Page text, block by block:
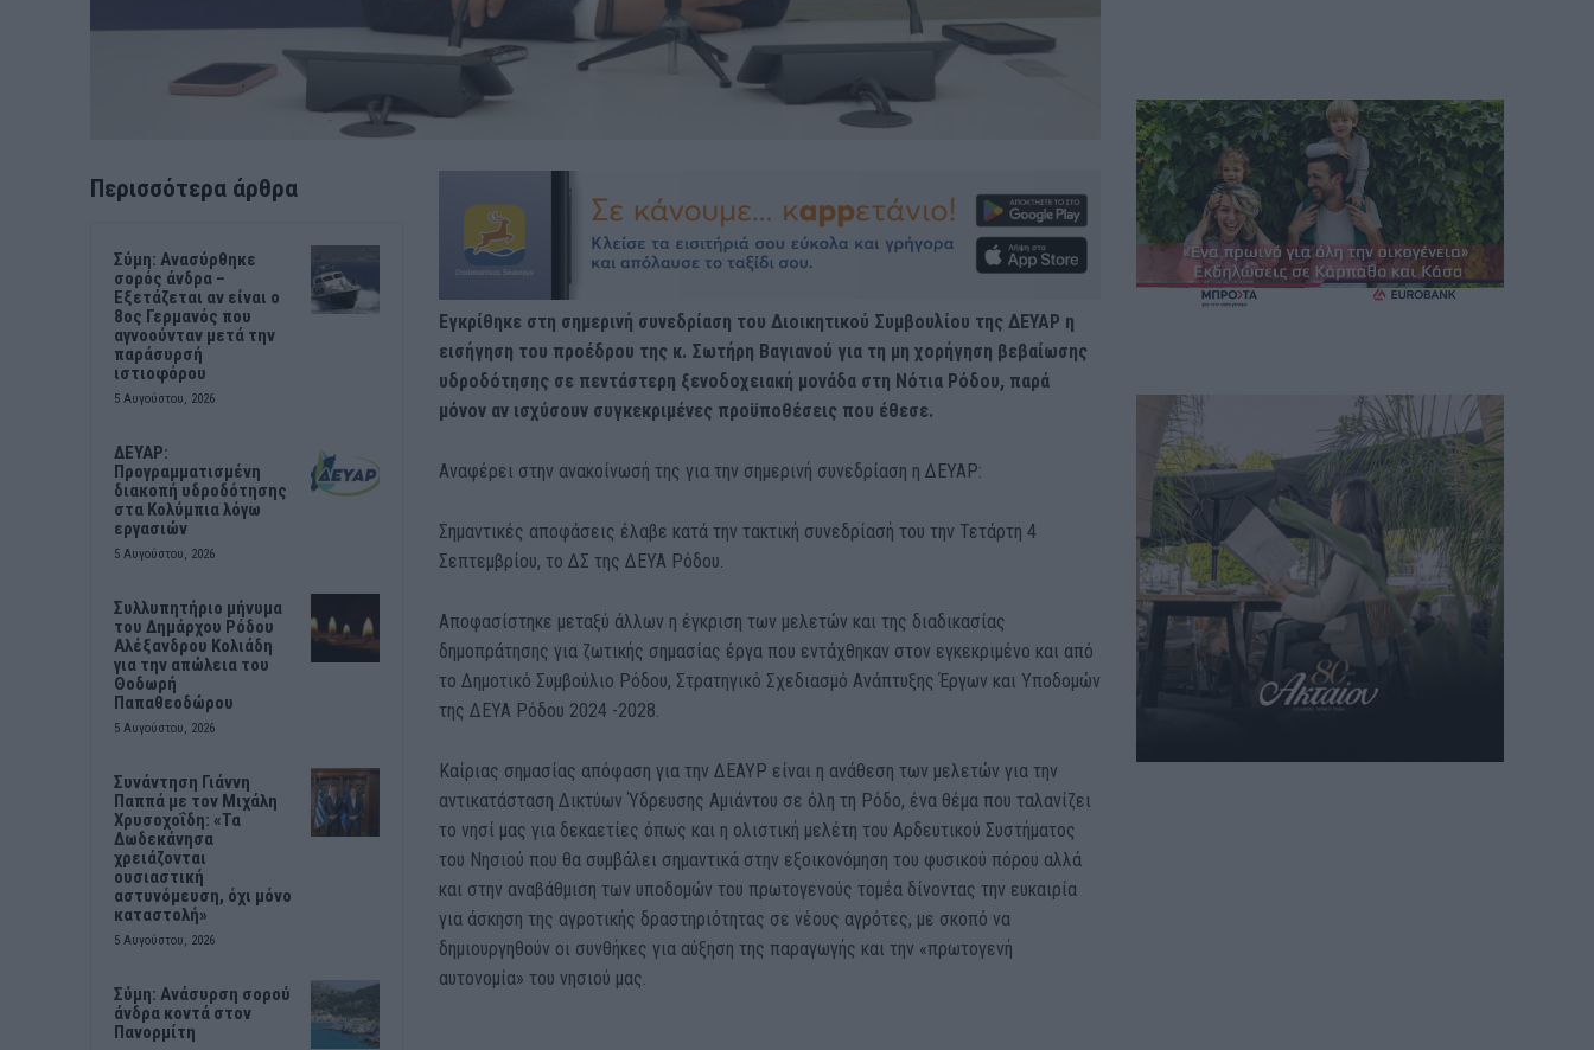
Περισσότερα άρθρα
Σύμη: Ανασύρθηκε
σορός άνδρα –
Εξετάζεται αν είναι ο
8ος Γερμανός που
αγνοούνταν μετά την
παράσυρσή
ιστιοφόρου
5 Αυγούστου, 2026
ΔΕΥΑΡ:
Προγραμματισμένη
διακοπή υδροδότησης
στα Κολύμπια λόγω
εργασιών
5 Αυγούστου, 2026
Συλλυπητήριο μήνυμα
του Δημάρχου Ρόδου
Αλέξανδρου Κολιάδη
για την απώλεια του
Θοδωρή
Παπαθεοδώρου
5 Αυγούστου, 2026
Συνάντηση Γιάννη
Παππά με τον Μιχάλη
Χρυσοχοΐδη: «Τα
Δωδεκάνησα
χρειάζονται
ουσιαστική
αστυνόμευση, όχι μόνο
καταστολή»
5 Αυγούστου, 2026
Σύμη: Ανάσυρση σορού
άνδρα κοντά στον
Πανορμίτη
Εγκρίθηκε στη σημερινή συνεδρίαση του Διοικητικού Συμβουλίου της ΔΕΥΑΡ η
εισήγηση του προέδρου της κ. Σωτήρη Βαγιανού για τη μη χορήγηση βεβαίωσης
υδροδότησης σε πεντάστερη ξενοδοχειακή μονάδα στη Νότια Ρόδου, παρά
μόνον αν ισχύσουν συγκεκριμένες προϋποθέσεις που έθεσε.
Αναφέρει στην ανακοίνωσή της για την σημερινή συνεδρίαση η ΔΕΥΑΡ:
Σημαντικές αποφάσεις έλαβε κατά την τακτική συνεδρίασή του την Τετάρτη 4
Σεπτεμβρίου, το ΔΣ της ΔΕΥΑ Ρόδου.
Αποφασίστηκε μεταξύ άλλων η έγκριση των μελετών και της διαδικασίας
δημοπράτησης για ζωτικής σημασίας έργα που εντάχθηκαν στον εγκεκριμένο και από
το Δημοτικό Συμβούλιο Ρόδου, Στρατηγικό Σχεδιασμό Ανάπτυξης Έργων και Υποδομών
της ΔΕΥΑ Ρόδου 2024 -2028.
Καίριας σημασίας απόφαση για την ΔΕΑΥΡ είναι η ανάθεση των μελετών για την
αντικατάσταση Δικτύων Ύδρευσης Αμιάντου σε όλη τη Ρόδο, ένα θέμα που ταλανίζει
το νησί μας για δεκαετίες όπως και η ολιστική μελέτη του Αρδευτικού Συστήματος
του Νησιού που θα συμβάλει σημαντικά στην εξοικονόμηση του φυσικού πόρου αλλά
και στην αναβάθμιση των υποδομών του πρωτογενούς τομέα δίνοντας την ευκαιρία
για άσκηση της αγροτικής δραστηριότητας σε νέους αγρότες, με σκοπό να
δημιουργηθούν οι συνθήκες για αύξηση της παραγωγής και την «πρωτογενή
αυτονομία» του νησιού μας.